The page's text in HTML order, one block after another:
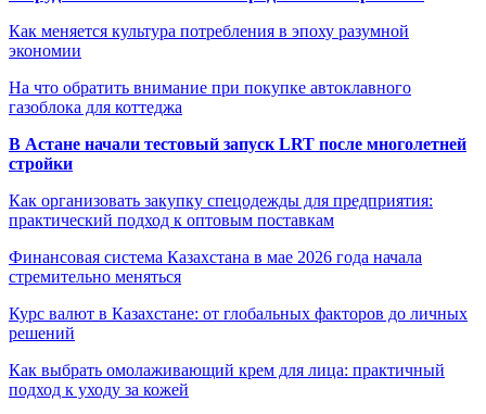
Как меняется культура потребления в эпоху разумной
экономии
На что обратить внимание при покупке автоклавного
газоблока для коттеджа
В Астане начали тестовый запуск LRT после многолетней
стройки
Как организовать закупку спецодежды для предприятия:
практический подход к оптовым поставкам
Финансовая система Казахстана в мае 2026 года начала
стремительно меняться
Курс валют в Казахстане: от глобальных факторов до личных
решений
Как выбрать омолаживающий крем для лица: практичный
подход к уходу за кожей